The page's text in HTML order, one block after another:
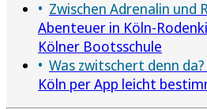
Zwischen Adrenalin und
Abenteuer in Köln-
Kölner Bootsschule
Was zwitschert denn da?
Köln per App leicht